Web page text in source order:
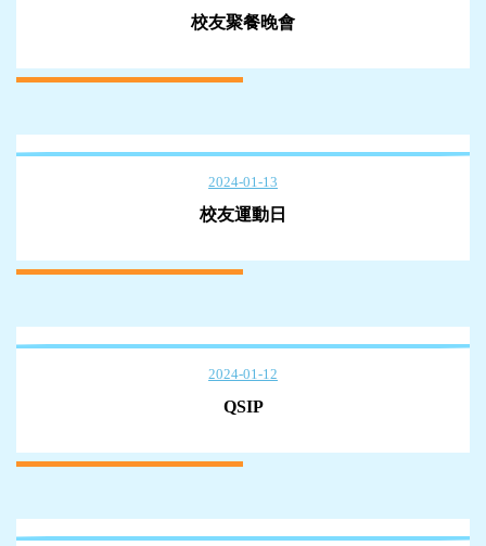
校友聚餐晚會
2024-01-13
校友運動日
2024-01-12
QSIP